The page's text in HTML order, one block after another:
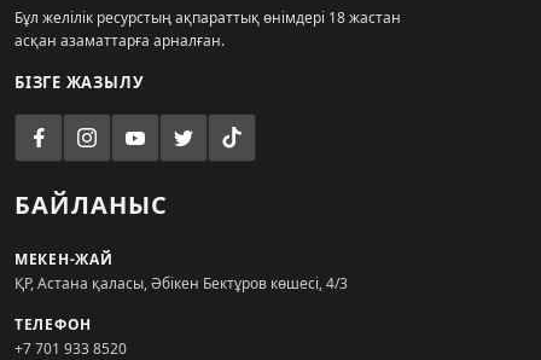
Бұл желілік ресурстың ақпараттық өнімдері 18 жастан
асқан азаматтарға арналған.
БІЗГЕ ЖАЗЫЛУ
БАЙЛАНЫС
МЕКЕН-ЖАЙ
ҚР, Астана қаласы, Әбікен Бектұров көшесі, 4/3
ТЕЛЕФОН
+7 701 933 8520